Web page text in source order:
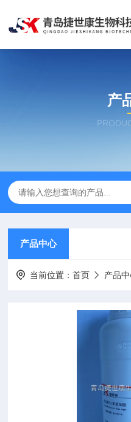
产
产品中心
当前位置：首页 产品